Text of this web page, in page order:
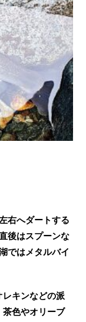
右へダートする
後はスプーンな
ではメタルバイ
レキンなどの派
色やオリーブ